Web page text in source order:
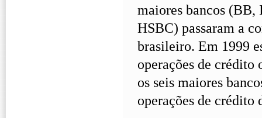
maiores bancos (BB,
HSBC) passaram a
brasileiro. Em 1999
operações de crédito
os seis maiores
operações de crédito